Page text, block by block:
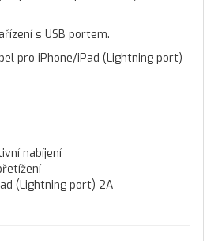
s USB portem.
pro iPhone/iPad (Lightning port)
nabíjení
(Lightning port) 2A